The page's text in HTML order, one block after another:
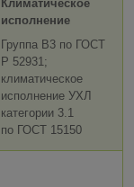
Климатическое
исполнение
Группа В3 по ГОСТ
Р 52931;
климатическое
исполнение УХЛ
категории 3.1
по ГОСТ 15150